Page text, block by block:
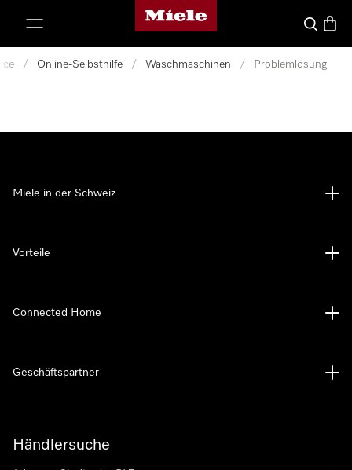
Miele-Homepage
Suche
/ Online-Selbsthilfe / Waschmaschinen / Problemlösung
Händlersuche
Miele in der Schweiz
Vorteile
Connected Home
Geschäftspartner